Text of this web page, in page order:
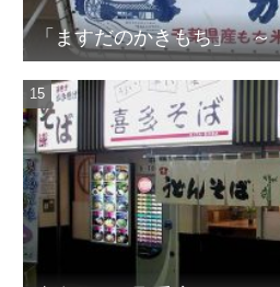
「ますだのかきもち」